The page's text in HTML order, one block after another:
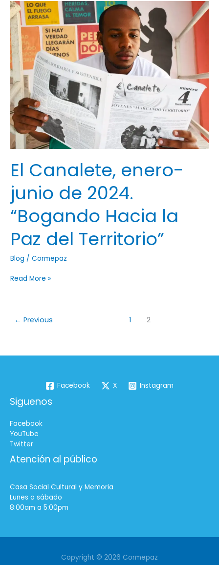
El Canalete, enero-
junio de 2024.
“Bogando Hacia la
Paz del Territorio”
Blog /Cormepaz
El
Canalete,
enero-
junio
de
2024.
“Bogando
Hacia
la
Paz
del
Territorio”
Read More »
← Previous 1 2
Facebook X Instagram
Siguenos
Facebook
YouTube
Twitter
Atención al público
Casa Social Cultural y Memoria
Lunes a sábado
8:00am a 5:00pm
Copyright © 2026 Cormepaz